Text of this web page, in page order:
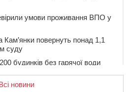
умови проживання ВПО у
повернуть понад 1,1
суду
будинків без гарячої води
провели в останню путь
новини